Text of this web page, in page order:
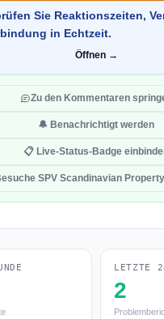
Sie Reaktionszeiten,
in Echtzeit.
Öffnen →
Zu den Kommentaren
🔔 Benachrichtigt werden
📋 Live-Status-Badge
SPV Scandinavian
LETZTE
2